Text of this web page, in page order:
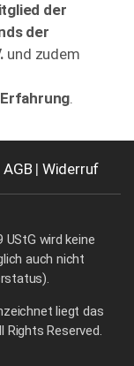
der
der
und zudem
.
AGB | Widerruf
UStG wird keine
auch nicht
liegt das
Rights Reserved.